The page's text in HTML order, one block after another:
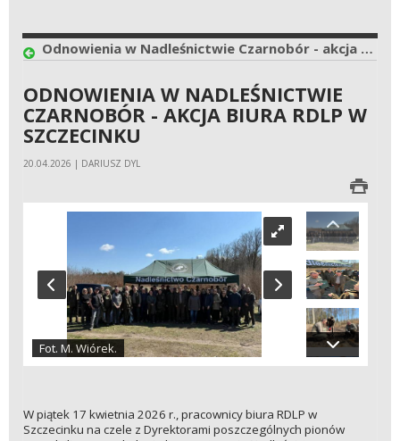
Odnowienia w Nadleśnictwie Czarnobór - akcja biura RDLP w Szczecinku
ODNOWIENIA W NADLEŚNICTWIE
CZARNOBÓR - AKCJA BIURA RDLP W
SZCZECINKU
20.04.2026 | DARIUSZ DYL
Fot. M. Wiórek.
W piątek 17 kwietnia 2026 r., pracownicy biura RDLP w
Szczecinku na czele z Dyrektorami poszczególnych pionów